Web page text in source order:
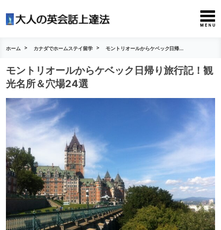
ホーム カナダでホームステイ留学 モントリオールからケベック日帰...
モントリオールからケベック日帰り旅行記！観
光名所＆穴場24選